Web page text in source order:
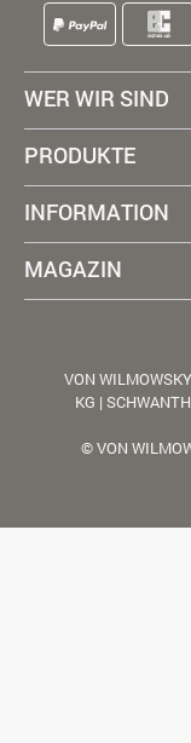
WER WIR SIND
PRODUKTE
INFORMATION
MAGAZIN
VON
KG |
© VON